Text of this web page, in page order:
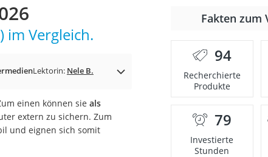
im Vergleich.
Lektorin: Nele B.
einen können sie als
extern zu sichern. Zum
und eignen sich somit
Fakten zum
94
Recherchierte
Produkte
79
Investierte
Stunden